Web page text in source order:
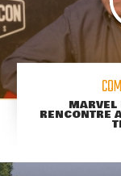
MARVEL
RENCONTRE